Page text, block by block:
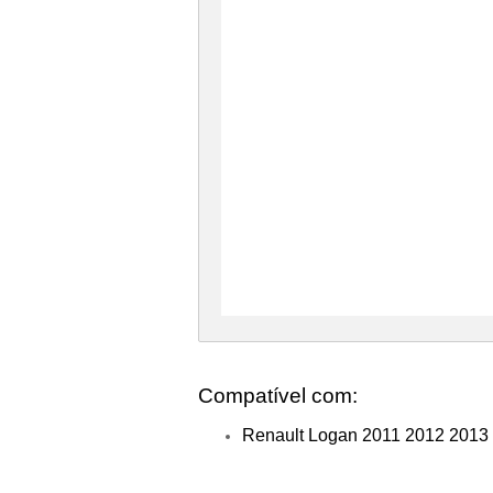
Compatível com:
Renault Logan 2011 2012 2013